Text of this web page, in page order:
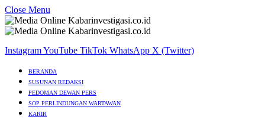
Close Menu
InstagramYouTube TikTok WhatsApp X (Twitter)
BERANDA
SUSUNAN REDAKSI
PEDOMAN DEWAN PERS
SOP PERLINDUNGAN WARTAWAN
KARIR